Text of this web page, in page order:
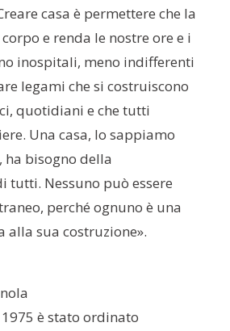
casa è permettere che la
e renda le nostre ore e i
inospitali, meno indifferenti
legami che si costruiscono
quotidiani e che tutti
Una casa, lo sappiamo
bisogno della
tutti. Nessuno può essere
perché ognuno è una
alla sua costruzione».
è stato ordinato